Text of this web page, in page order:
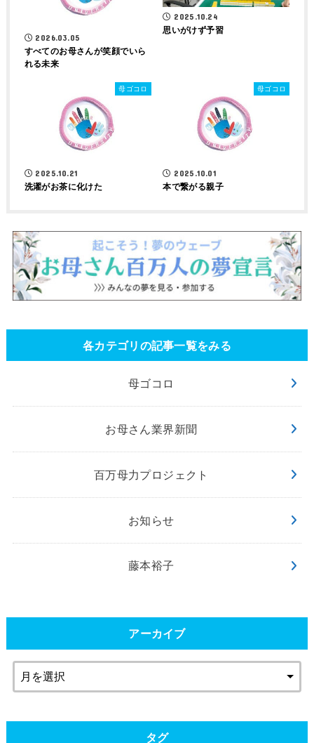
2026.03.05
すべてのお母さんが笑顔でいら
れる未来
2025.10.24
思いがけず予習
母ゴコロ
2025.10.21
洗濯がお茶に化けた
母ゴコロ
2025.10.01
本で繋がる親子
各カテゴリの記事一覧をみる
母ゴコロ
お母さん業界新聞
百万母力プロジェクト
お知らせ
藤本裕子
アーカイブ
タグ